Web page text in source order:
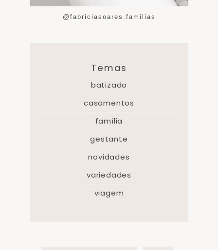
@fabriciasoares.familias
Temas
batizado
casamentos
família
gestante
novidades
variedades
viagem